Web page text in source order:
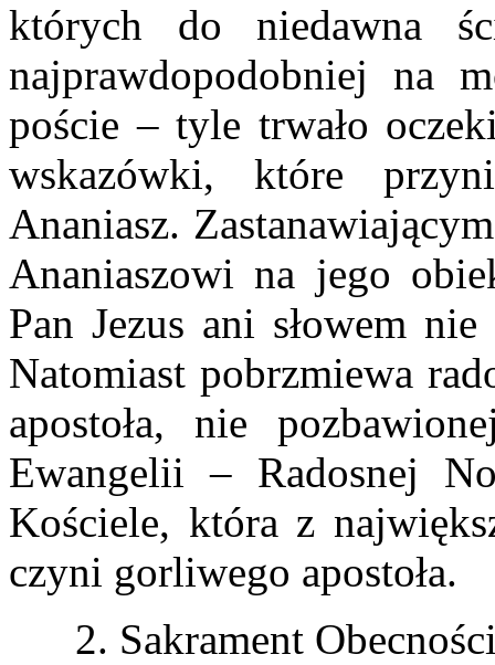
których do niedawna
najprawdopodobniej na
poście – tyle trwało
wskazówki, które
Ananiasz.
Ananiaszowi na jego
Pan Jezus ani słowem
Natomiast pobrzmiewa
apostoła, nie
Ewangelii – Radosnej
Kościele, która z
czyni gorliwego apostoła.
2. Sakrament